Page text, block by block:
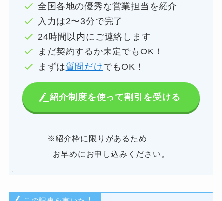
全国各地の優秀な営業担当を紹介
入力は2〜3分で完了
24時間以内にご連絡します
まだ契約するか未定でもOK！
まずは質問だけでもOK！
紹介制度を使って割引を受ける
※紹介枠に限りがあるため
お早めにお申し込みください。